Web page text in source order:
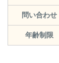
問い合わせ
年齢制限